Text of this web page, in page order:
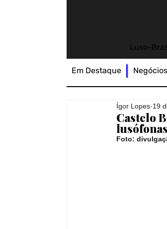
Luso-
Castelo
Ígor Lopes 19
Foto:
Em Destaque Negócios